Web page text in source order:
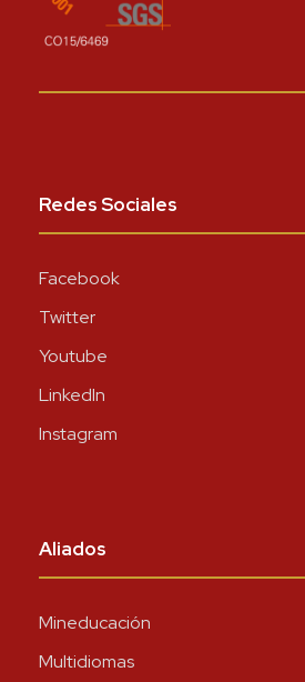
Redes Sociales
Facebook
Twitter
Youtube
LinkedIn
Instagram
Aliados
Mineducación
Multidiomas